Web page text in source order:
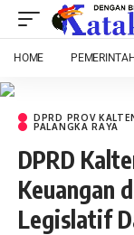
HOME
DPRD PROV
PALANGKA RAYA
DPRD
Keuangan
Legislatif